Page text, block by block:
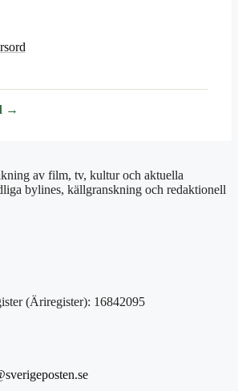
→
av film, tv, kultur och aktuella
bylines, källgranskning och redaktionell
(Äriregister): 16842095